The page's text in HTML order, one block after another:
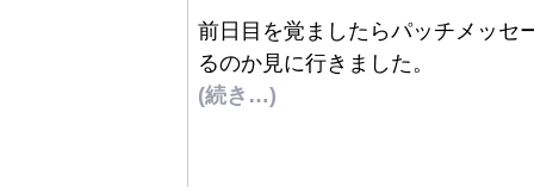
前日目を覚ましたらパッチメッセ
るのか見に行きました。
(続き…)